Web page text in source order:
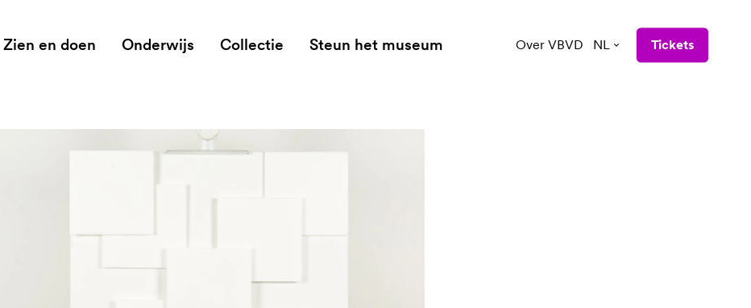
Zien en doen Onderwijs Collectie Steun het museum Over VBVD NL Tickets